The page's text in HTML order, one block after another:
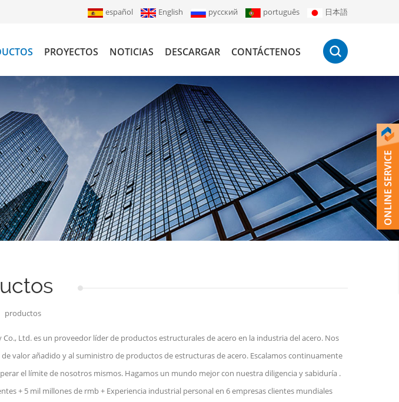
español English русский português 日本語
PROYECTOS NOTICIAS DESCARGAR CONTÁCTENOS
productos
Ltd. es un proveedor líder de productos estructurales de acero en la industria del acero. Nos
valor añadido y al suministro de productos de estructuras de acero. Escalamos continuamente
el límite de nosotros mismos. Hagamos un mundo mejor con nuestra diligencia y sabiduría .
+ 5 mil millones de rmb + Experiencia industrial personal en 6 empresas clientes mundiales